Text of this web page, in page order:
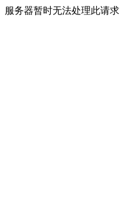
服务器暂时无法处理此请求